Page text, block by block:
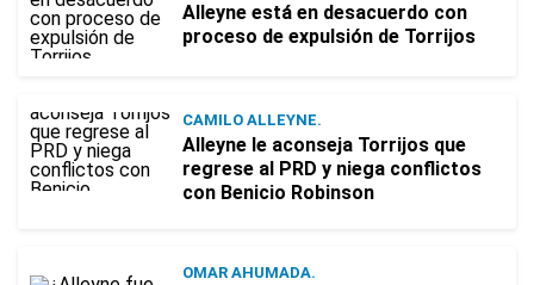
Alleyne está en desacuerdo con
proceso de expulsión de Torrijos
CAMILO ALLEYNE.
Alleyne le aconseja Torrijos que
regrese al PRD y niega conflictos
con Benicio Robinson
OMAR AHUMADA.